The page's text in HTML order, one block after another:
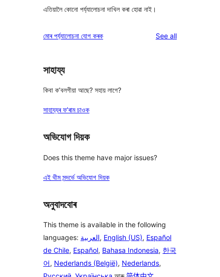
এতিয়ালৈ কোনো পৰ্য্যালোচনা দাখিল কৰা হোৱা নাই।
মোৰ পৰ্য্যালোচনা যোগ কৰক See allreviews
সাহায্য
কিবা ক’বলগীয়া আছে? সহায় লাগে?
সাহায্যৰ ফ’ৰাম চাওক
অভিযোগ দিয়ক
Does this theme have major issues?
এই থীম সন্দৰ্ভে অভিযোগ দিয়ক
অনুবাদবোৰ
This theme is available in the following
languages: العربية, English (US), Español
de Chile, Español, Bahasa Indonesia, 한국
어, Nederlands (België), Nederlands,